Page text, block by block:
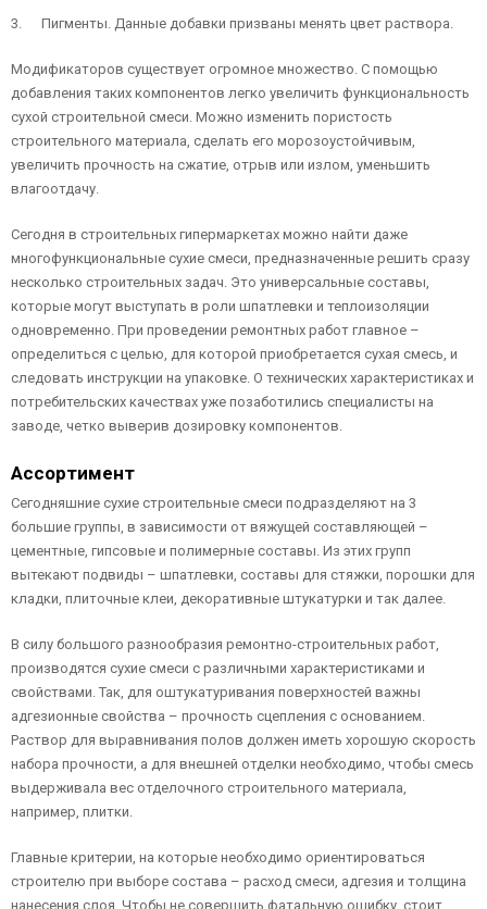
3. Пигменты. Данные добавки призваны менять цвет раствора.
Модификаторов существует огромное множество. С помощью
добавления таких компонентов легко увеличить функциональность
сухой строительной смеси. Можно изменить пористость
строительного материала, сделать его морозоустойчивым,
увеличить прочность на сжатие, отрыв или излом, уменьшить
влагоотдачу.
Сегодня в строительных гипермаркетах можно найти даже
многофункциональные сухие смеси, предназначенные решить сразу
несколько строительных задач. Это универсальные составы,
которые могут выступать в роли шпатлевки и теплоизоляции
одновременно. При проведении ремонтных работ главное –
определиться с целью, для которой приобретается сухая смесь, и
следовать инструкции на упаковке. О технических характеристиках и
потребительских качествах уже позаботились специалисты на
заводе, четко выверив дозировку компонентов.
Ассортимент
Сегодняшние сухие строительные смеси подразделяют на 3
большие группы, в зависимости от вяжущей составляющей –
цементные, гипсовые и полимерные составы. Из этих групп
вытекают подвиды – шпатлевки, составы для стяжки, порошки для
кладки, плиточные клеи, декоративные штукатурки и так далее.
В силу большого разнообразия ремонтно-строительных работ,
производятся сухие смеси с различными характеристиками и
свойствами. Так, для оштукатуривания поверхностей важны
адгезионные свойства – прочность сцепления с основанием.
Раствор для выравнивания полов должен иметь хорошую скорость
набора прочности, а для внешней отделки необходимо, чтобы смесь
выдерживала вес отделочного строительного материала,
например, плитки.
Главные критерии, на которые необходимо ориентироваться
строителю при выборе состава – расход смеси, адгезия и толщина
нанесения слоя. Чтобы не совершить фатальную ошибку, стоит